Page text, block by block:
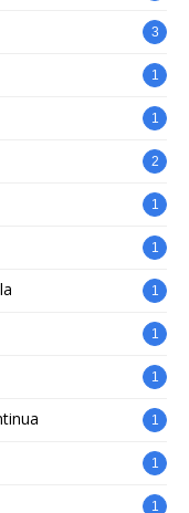
3
1
1
2
1
1
1
1
1
1
1
1